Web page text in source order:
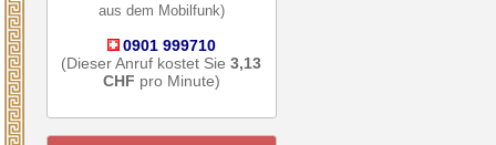
aus dem Mobilfunk)
0901 999710
(Dieser Anruf kostet Sie3,13
CHF pro Minute)